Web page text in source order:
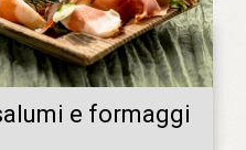
e formaggi